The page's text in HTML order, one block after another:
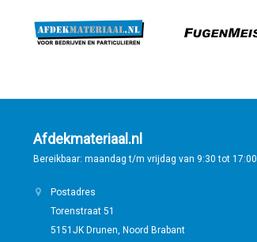
Afdekmateriaal.nl
Bereikbaar: maandag t/m vrijdag van 9:30 tot 17:00.
Postadres
Torenstraat 51
5151JK Drunen, Noord Brabant